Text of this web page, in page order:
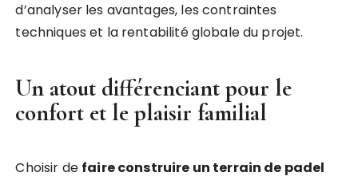
d’analyser les avantages, les contraintes
techniques et la rentabilité globale du projet.
Un atout différenciant pour le
confort et le plaisir familial
Choisir de faire construire un terrain de padel